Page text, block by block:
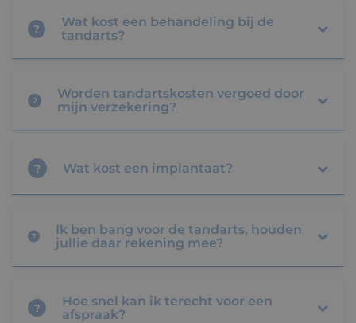
?
Wat kost een behandeling bij de
tandarts?
?
Worden tandartskosten vergoed door
mijn verzekering?
? Wat kost een implantaat?
?
Ik ben bang voor de tandarts, houden
jullie daar rekening mee?
?
Hoe snel kan ik terecht voor een
afspraak?